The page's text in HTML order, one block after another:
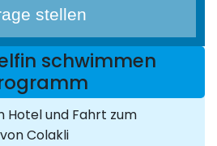
stellen
schwimmen
Hotel und Fahrt zum
Colakli